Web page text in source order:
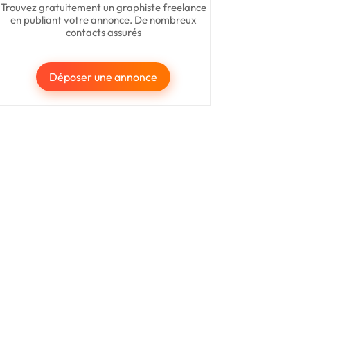
Trouvez gratuitement un graphiste freelance
en publiant votre annonce. De nombreux
contacts assurés
Déposer une annonce